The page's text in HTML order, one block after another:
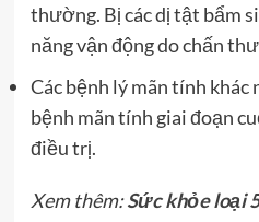
thường. Bị các dị tật bẩm
năng vận động do chấn
Các bệnh lý mãn tính khác
bệnh mãn tính giai đoạn
điều trị.
Xem thêm:Sức khỏe loại